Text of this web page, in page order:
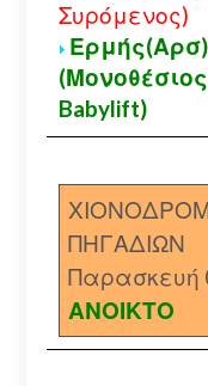
Συρόμενος)
Ερμής(Αρσ)
(Μονοθέσιος
Babylift)
ΠΗΓΑΔΙΩΝ
Παρασκευή
ΑΝΟΙΚΤΟ